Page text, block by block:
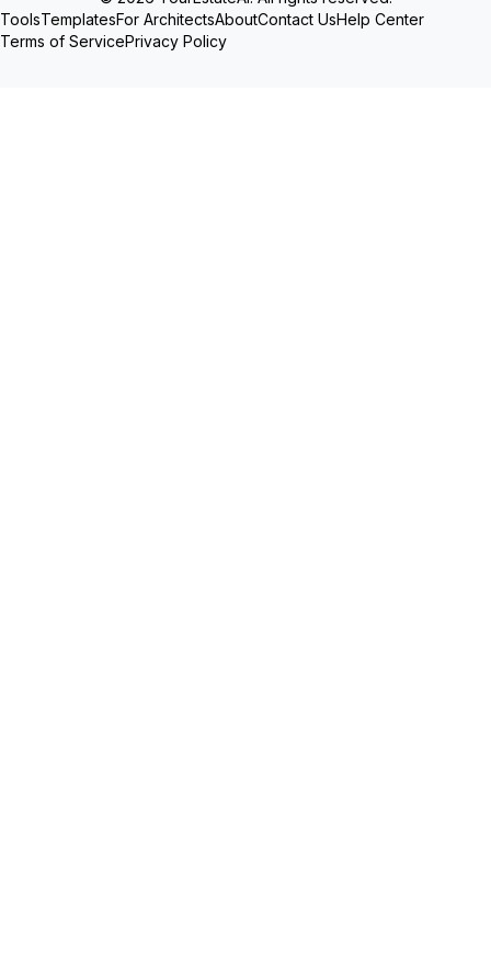
ToolsTemplatesFor ArchitectsAboutContact UsHelp Center
Terms of ServicePrivacy Policy